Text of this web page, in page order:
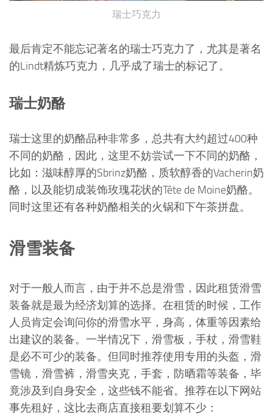
瑞士巧克力
最后肯定不能忘记著名的瑞士巧克力了，尤其是著名
的Lindt精炼巧克力，几乎成了瑞士的标记了。
瑞士奶酪
瑞士这里的奶酪品种非常多，总共有大约超过400种
不同的奶酪，因此，这里不妨尝试一下不同的奶酪，
比如：滋味醇厚的Sbrinz奶酪，质软醇香的Vacherin奶
酪，以及能切成装饰玫瑰花状的Tête de Moine奶酪。
同时这里还有各种奶酪相关的火锅和下午茶拼盘。
滑雪装备
对于一般人而言，由于并不总是滑雪，因此租赁滑雪
装备就是最为经济划算的选择。在租赁的时候，工作
人员肯定会询问你的滑雪水平，身高，体重等因素给
出建议的装备。一半情况下，滑雪板，手杖，滑雪鞋
是必不可少的装备。但同时推荐使用专用的头盔，滑
雪镜，滑雪裤，滑雪夹克，手套，防晒霜等装备，毕
竟涉及到自身安全，这些钱不能省。推荐在以下网站
事先租好，这比去商店直接租要划算不少：